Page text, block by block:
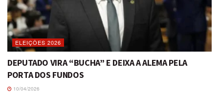
ELEIÇÕES 2026
DEPUTADO VIRA “BUCHA” E DEIXA A ALEMA PELA
PORTA DOS FUNDOS
10/04/2026